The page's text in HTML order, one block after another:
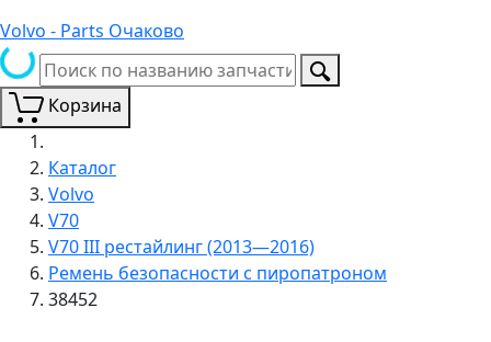
Volvo - Parts Очаково
Корзина
Каталог
Volvo
V70
V70 III рестайлинг (2013—2016)
Ремень безопасности с пиропатроном
38452